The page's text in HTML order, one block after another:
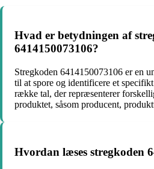
Hvad er betydningen af
6414150073106?
Stregkoden 6414150073106 er en
til at spore og identificere et
række tal, der repræsenterer
produktet, såsom producent,
Hvordan læses stregkoden